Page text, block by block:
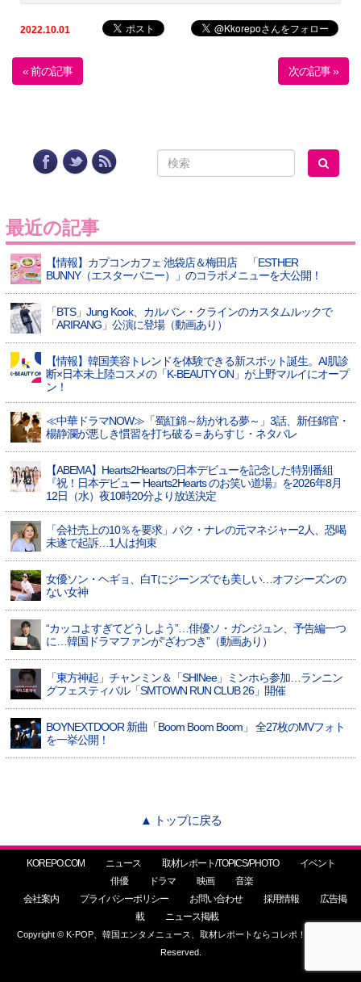
2022.10.01
« 前の記事 次の記事 »
最近の記事
【情報】カプコンカフェ 池袋店＆梅田店 「ESTHER
BUNNY（エスターバニー）」のコラボメニューを大公開！
「BTS」Jung Kook、カルバン・クラインのカスタムルックで
「ARIRANG」公演に登場（動画あり）
【情報】韓国美容トレンドを体験できる新スポット誕生。AI肌診
断×日本未上陸コスメの「K-BEAUTY ON」が上野マルイにオープ
ン！
≪中華ドラマNOW≫「蜀紅錦～紡がれる夢～」3話、新任錦官・
楊静瀾が悪しき慣習を打ち破る＝あらすじ・ネタバレ
【ABEMA】Hearts2Heartsの日本デビューを記念した特別番組
『祝！日本デビュー Hearts2Hearts のお笑い道場』を2026年8月
12日（水）夜10時20分より放送決定
「会社売上の10％を要求」パク・ナレの元マネジャー2人、恐喝
未遂で起訴…1人は拘束
女優ソン・ヘギョ、白Tにジーンズでも美しい…オフシーズンの
ない女神
“カッコよすぎてどうしよう”…俳優ソ・ガンジュン、予告編一つ
に…韓国ドラマファンが“ざわつき”（動画あり）
「東方神起」チャンミン＆「SHINee」ミンホら参加…ランニン
グフェスティバル「SMTOWN RUN CLUB 26」開催
BOYNEXTDOOR 新曲「Boom Boom Boom」 全27枚のMVフォト
を一挙公開！
▲ トップに戻る
KOREPO.COM ニュース 取材レポート/TOPICS/PHOTO
イベント
俳優
ドラマ 映画
音楽
会社案内
プライバシーポリシー お問い合わせ 採用情報
広告掲
載
ニュース掲載
Copyright © K-POP、韓国エンタメニュース、取材レポートならコレポ！ All Rights
Reserved.